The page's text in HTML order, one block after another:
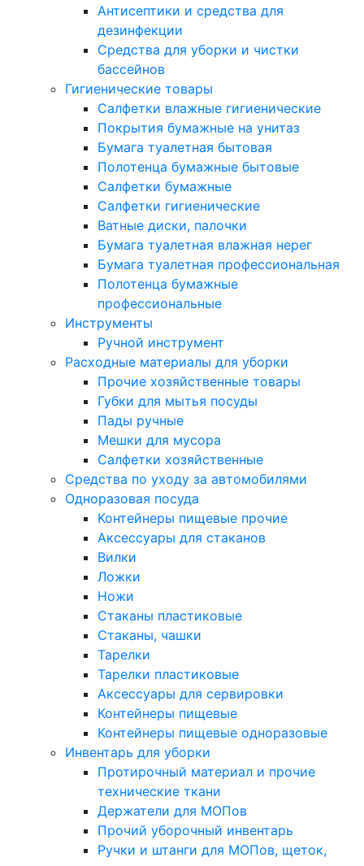
Антисептики и средства для
дезинфекции
Средства для уборки и чистки
бассейнов
Гигиенические товары
Салфетки влажные гигиенические
Покрытия бумажные на унитаз
Бумага туалетная бытовая
Полотенца бумажные бытовые
Салфетки бумажные
Салфетки гигиенические
Ватные диски, палочки
Бумага туалетная влажная нерег
Бумага туалетная профессиональная
Полотенца бумажные
профессиональные
Инструменты
Ручной инструмент
Расходные материалы для уборки
Прочие хозяйственные товары
Губки для мытья посуды
Пады ручные
Мешки для мусора
Салфетки хозяйственные
Средства по уходу за автомобилями
Одноразовая посуда
Контейнеры пищевые прочие
Аксессуары для стаканов
Вилки
Ложки
Ножи
Стаканы пластиковые
Стаканы, чашки
Тарелки
Тарелки пластиковые
Аксессуары для сервировки
Контейнеры пищевые
Контейнеры пищевые одноразовые
Инвентарь для уборки
Протирочный материал и прочие
технические ткани
Держатели для МОПов
Прочий уборочный инвентарь
Ручки и штанги для МОПов, щеток,